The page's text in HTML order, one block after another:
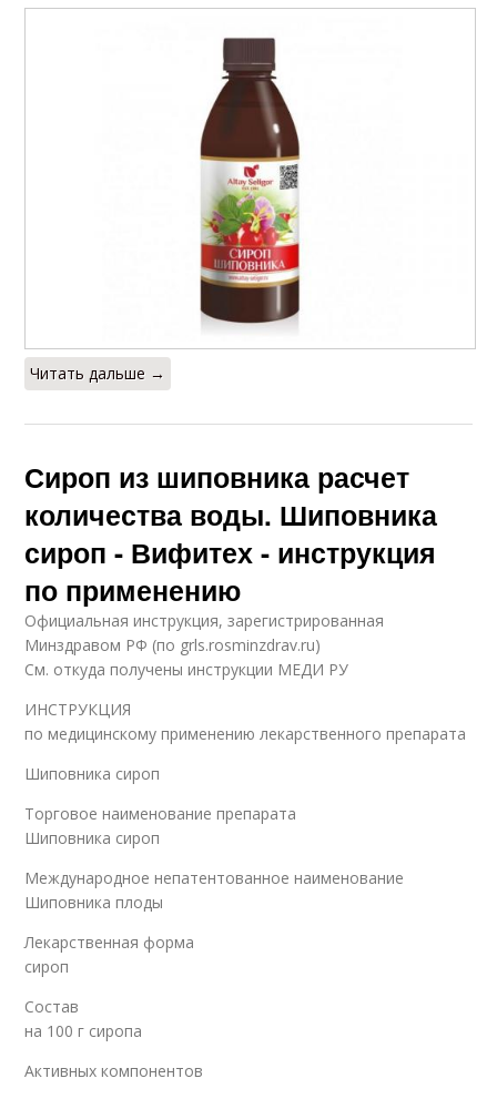
Читать дальше →
Сироп из шиповника расчет
количества воды. Шиповника
сироп - Вифитех - инструкция
по применению
Официальная инструкция, зарегистрированная
Минздравом РФ (по grls.rosminzdrav.ru)
См. откуда получены инструкции МЕДИ РУ
ИНСТРУКЦИЯ
по медицинскому применению лекарственного препарата
Шиповника сироп
Торговое наименование препарата
Шиповника сироп
Международное непатентованное наименование
Шиповника плоды
Лекарственная форма
сироп
Состав
на 100 г сиропа
Активных компонентов